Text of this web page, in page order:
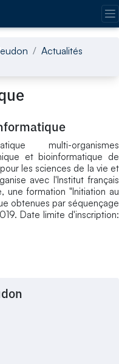
Actualités
multi-organismes
et bioinformatique de
les sciences de la vie et
avec l'Institut français
une formation "Initiation au
obtenues par séquençage
Date limite d'inscription: